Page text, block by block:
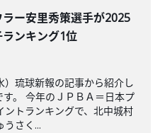
ー安里秀策選手が2025
ンキング1位
）琉球新報の記事から紹介し
。 今年のＪＰＢＡ＝日本プ
ントランキングで、北中城村
うさく...